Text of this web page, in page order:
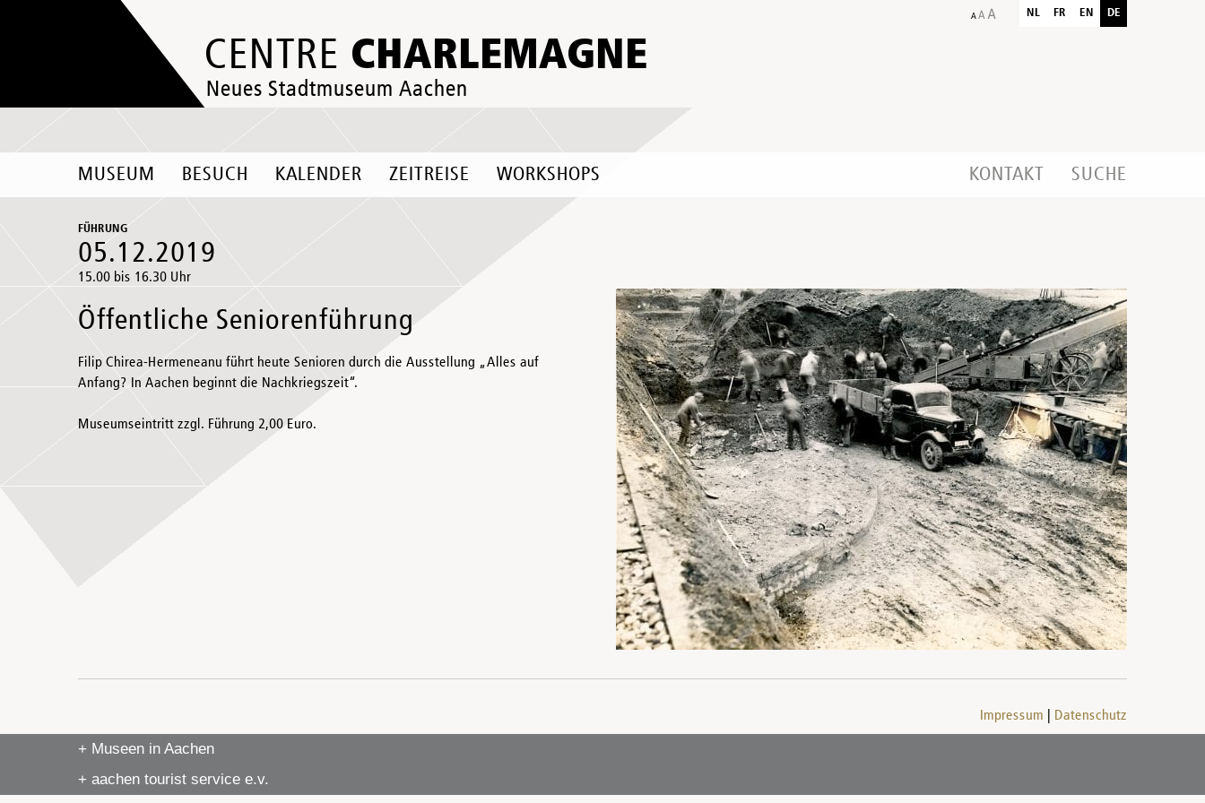
CENTRE CHARLEMAGNE
Neues Stadtmuseum Aachen
NL FR EN DE
MUSEUM BESUCH KALENDER ZEITREISE WORKSHOPS KONTAKT SUCHE
FÜHRUNG
05.12.2019
15.00 bis 16.30 Uhr
Öffentliche Seniorenführung
Filip Chirea-Hermeneanu führt heute Senioren durch die Ausstellung „Alles auf
Anfang? In Aachen beginnt die Nachkriegszeit“.
Museumseintritt zzgl. Führung 2,00 Euro.
Impressum Datenschutz
+ Museen in Aachen
+ aachen tourist service e.v.